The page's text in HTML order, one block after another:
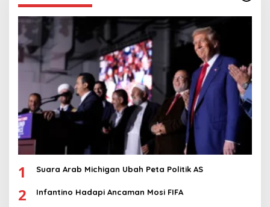
1 Suara Arab Michigan Ubah Peta Politik AS
2 Infantino Hadapi Ancaman Mosi FIFA